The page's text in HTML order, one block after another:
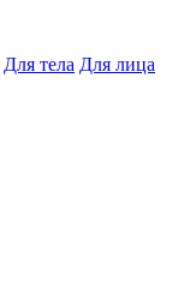
Для тела Для лица